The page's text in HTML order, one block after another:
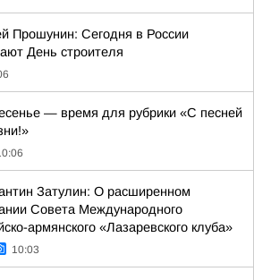
Прошунин: Сегодня в России
День строителя
— время для рубрики «С песней
Затулин: О расширенном
Совета Международного
армянского «Лазаревского клуба»
10:03